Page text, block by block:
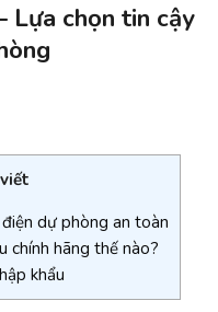
Lựa chọn tin cậy
dự phòng an toàn
chính hãng thế nào?
khẩu